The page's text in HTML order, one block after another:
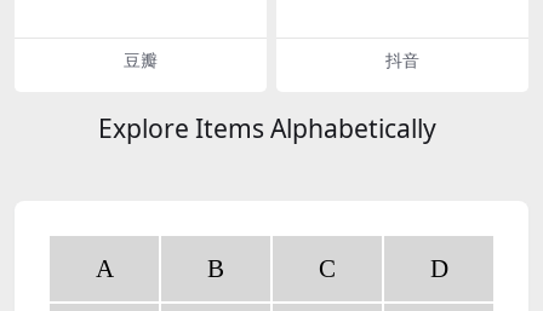
豆瓣 抖音
Explore Items Alphabetically
A B C D